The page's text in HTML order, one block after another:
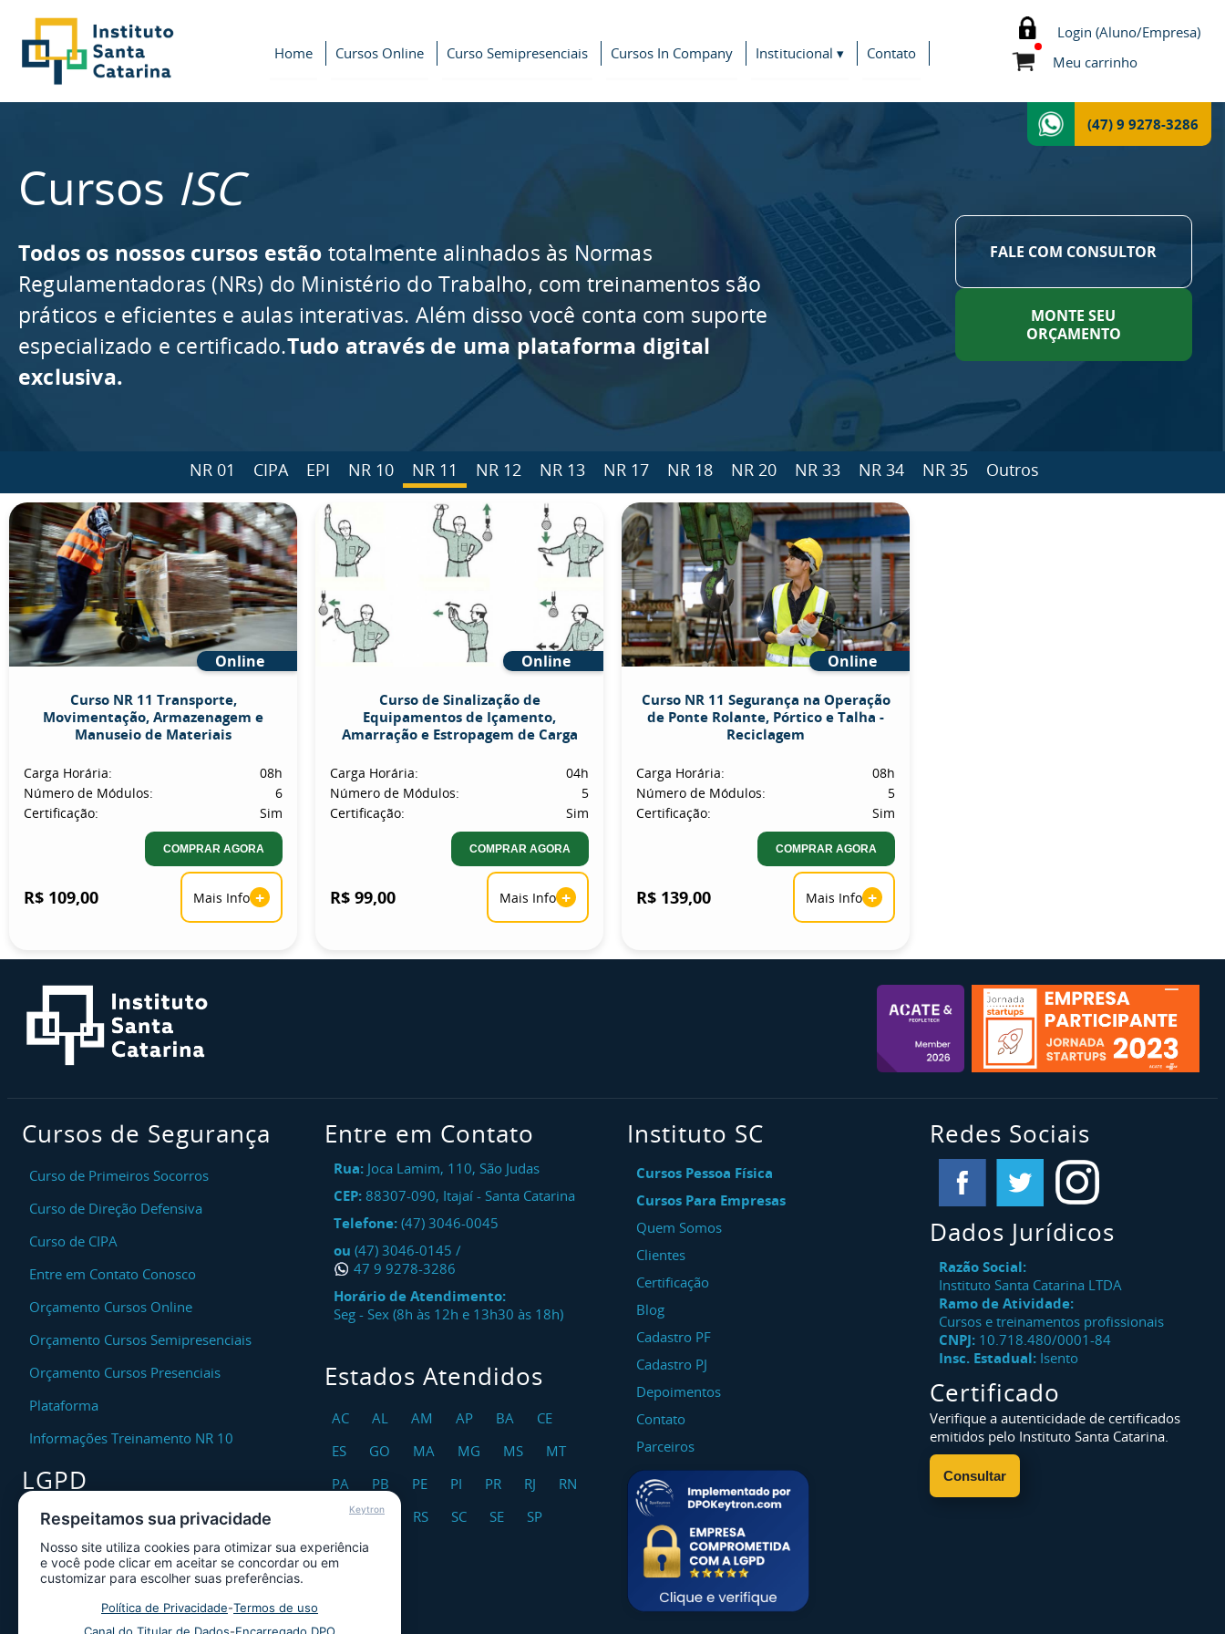
Home Cursos Online Curso Semipresenciais Cursos In Company Institucional ▾ Contato
Login (Aluno/Empresa)
Meu carrinho
(47) 9 9278-3286
Cursos ISC
Todos os nossos cursos estão totalmente alinhados às Normas
Regulamentadoras (NRs) do Ministério do Trabalho, com treinamentos são
práticos e eficientes e aulas interativas. Além disso você conta com suporte
especializado e certificado.Tudo através de uma plataforma digital
exclusiva.
FALE COM CONSULTOR
MONTE SEU
ORÇAMENTO
NR 01 CIPA EPI NR 10 NR 11 NR 12 NR 13 NR 17 NR 18 NR 20 NR 33 NR 34 NR 35 Outros
Online
Curso NR 11 Transporte,
Movimentação, Armazenagem e
Manuseio de Materiais
Carga Horária:
08h
Número de Módulos:
6
Certificação:
Sim
COMPRAR AGORA
R$ 109,00 Mais Info +
Online
Curso de Sinalização de
Equipamentos de Içamento,
Amarração e Estropagem de Carga
Carga Horária:
04h
Número de Módulos:
5
Certificação:
Sim
COMPRAR AGORA
R$ 99,00 Mais Info +
Online
Curso NR 11 Segurança na Operação
de Ponte Rolante, Pórtico e Talha -
Reciclagem
Carga Horária:
08h
Número de Módulos:
5
Certificação:
Sim
COMPRAR AGORA
R$ 139,00 Mais Info +
Cursos de Segurança
Curso de Primeiros Socorros
Curso de Direção Defensiva
Curso de CIPA
Entre em Contato Conosco
Orçamento Cursos Online
Orçamento Cursos Semipresenciais
Orçamento Cursos Presenciais
Plataforma
Informações Treinamento NR 10
LGPD
Encarregado DPO
Canal de Atendimento ao Titular dos
Dados
Política de Privacidade
Entre em Contato
Rua: Joca Lamim, 110, São Judas
CEP: 88307-090, Itajaí - Santa Catarina
Telefone: (47) 3046-0045
ou (47) 3046-0145 /
47 9 9278-3286
Horário de Atendimento:
Seg - Sex (8h às 12h e 13h30 às 18h)
Estados Atendidos
AC AL AM AP BA
CE
ES
GO MA MG MS
MT
PA
PB PE PI PR RJ
RN
RO
RR RS SC SE
SP
TO
Instituto SC
Cursos Pessoa Física
Cursos Para Empresas
Quem Somos
Clientes
Certificação
Blog
Cadastro PF
Cadastro PJ
Depoimentos
Contato
Parceiros
Redes Sociais
Dados Jurídicos
Razão Social:
Instituto Santa Catarina LTDA
Ramo de Atividade:
Cursos e treinamentos profissionais
CNPJ: 10.718.480/0001-84
Insc. Estadual: Isento
Certificado
Verifique a autenticidade de certificados
emitidos pelo Instituto Santa Catarina.
Consultar
Keytron
Respeitamos sua privacidade
Nosso site utiliza cookies para otimizar sua experiência
e você pode clicar em aceitar se concordar ou em
customizar para escolher suas preferências.
Política de Privacidade-Termos de uso